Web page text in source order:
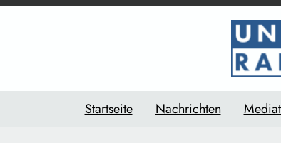
Startseite Nachrichten